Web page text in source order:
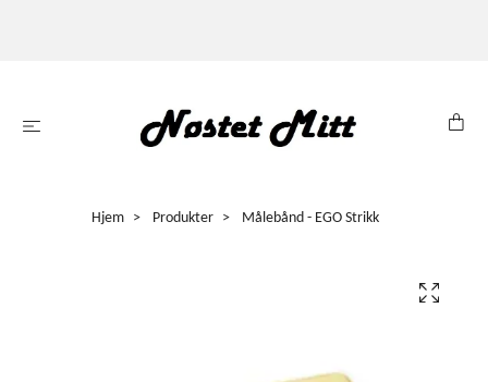
Hjem Produkter Målebånd - EGO Strikk